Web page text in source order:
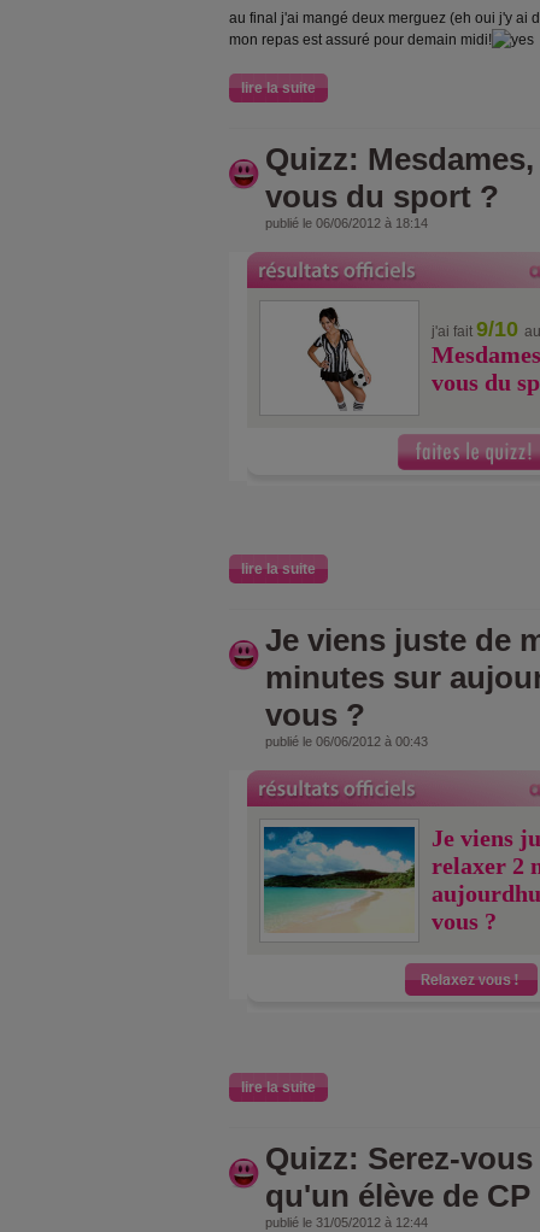
au final j'ai mangé deux merguez (eh oui j'y ai
mon repas est assuré pour demain midi!
lire la suite
Quizz:
vous du sport ?
publié le 06/06/2012 à 18:14
j'ai fait 9/10
vous du
lire la suite
Je viens juste de
minutes sur
vous ?
publié le 06/06/2012 à 00:43
Je viens
relaxer 2
vous ?
lire la suite
Quizz: Serez-
qu'un élève de CP
publié le 31/05/2012 à 12:44